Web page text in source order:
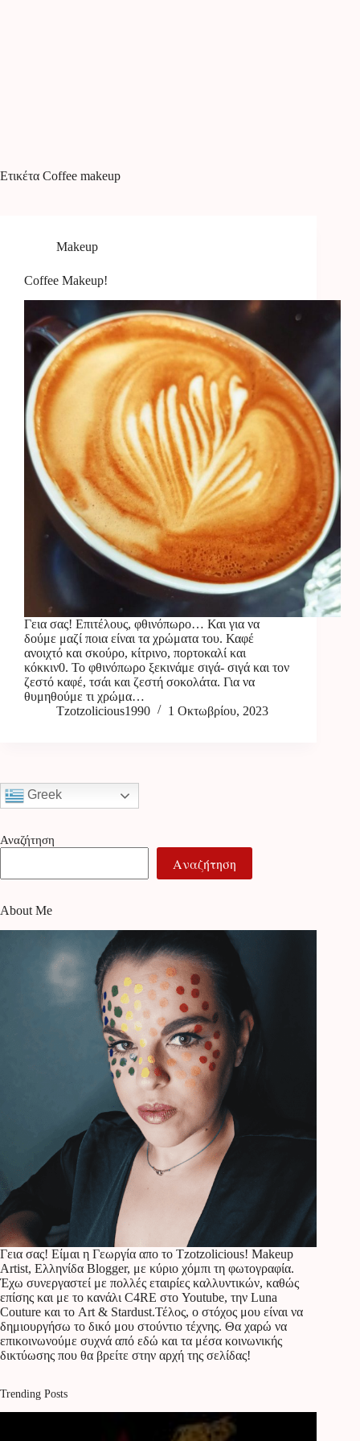
Ετικέτα Coffee makeup
Makeup
Coffee Makeup!
Γεια σας! Επιτέλους, φθινόπωρο… Και για να
δούμε μαζί ποια είναι τα χρώματα του. Καφέ
ανοιχτό και σκούρο, κίτρινο, πορτοκαλί και
κόκκιν0. Το φθινόπωρο ξεκινάμε σιγά- σιγά και τον
ζεστό καφέ, τσάι και ζεστή σοκολάτα. Για να
θυμηθούμε τι χρώμα…
Tzotzolicious1990
1 Οκτωβρίου, 2023
Greek
Αναζήτηση
Αναζήτηση
About Me
Γεια σας! Είμαι η Γεωργία απο το Tzotzolicious! Makeup
Artist, Ελληνίδα Blogger, με κύριο χόμπι τη φωτογραφία.
Έχω συνεργαστεί με πολλές εταιρίες καλλυντικών, καθώς
επίσης και με το κανάλι C4RE στο Youtube, την Luna
Couture και το Art & Stardust.Τέλος, ο στόχος μου είναι να
δημιουργήσω το δικό μου στούντιο τέχνης. Θα χαρώ να
επικοινωνούμε συχνά από εδώ και τα μέσα κοινωνικής
δικτύωσης που θα βρείτε στην αρχή της σελίδας!
Trending Posts